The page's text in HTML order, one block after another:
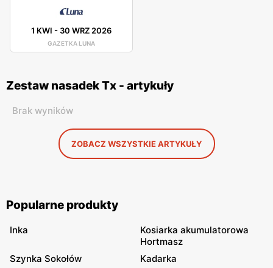
1 KWI - 30 WRZ 2026
GAZETKA LUNA
Zestaw nasadek Tx - artykuły
Brak wyników
ZOBACZ WSZYSTKIE ARTYKUŁY
Popularne produkty
Inka
Kosiarka akumulatorowa
Hortmasz
Szynka Sokołów
Kadarka